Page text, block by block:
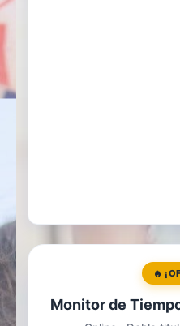
🔥
Monitor de